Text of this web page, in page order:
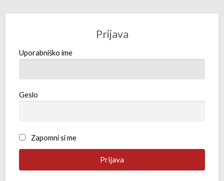
Prijava
Uporabniško ime
Geslo
Zapomni si me